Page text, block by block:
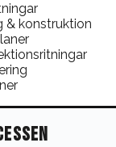
& konstruktion